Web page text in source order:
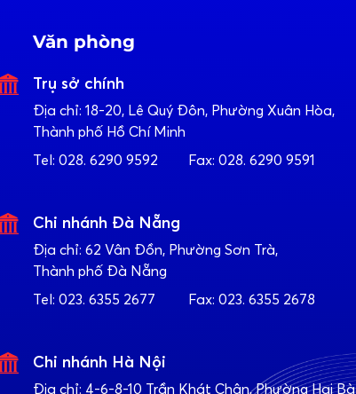
Văn phòng
Trụ sở chính
Địa chỉ: 18-20, Lê Quý Đôn, Phường Xuân Hòa,
Thành phố Hồ Chí Minh
Tel: 028. 6290 9592 Fax: 028. 6290 9591
Chi nhánh Đà Nẵng
Địa chỉ: 62 Vân Đồn, Phường Sơn Trà,
Thành phố Đà Nẵng
Tel: 023. 6355 2677 Fax: 023. 6355 2678
Chi nhánh Hà Nội
Địa chỉ: 4-6-8-10 Trần Khát Chân, Phường Hai Bà